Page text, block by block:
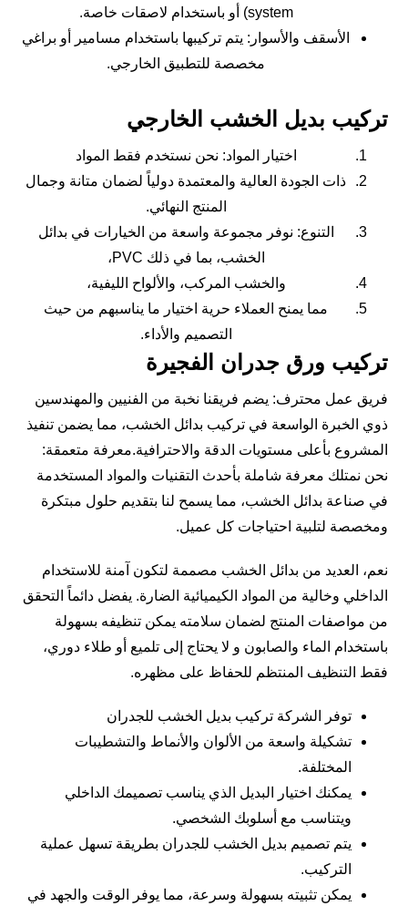
system) أو باستخدام لاصقات خاصة.
الأسقف والأسوار: يتم تركيبها باستخدام مسامير أو براغي
مخصصة للتطبيق الخارجي.
تركيب بديل الخشب الخارجي
اختيار المواد: نحن نستخدم فقط المواد
ذات الجودة العالية والمعتمدة دولياً لضمان متانة وجمال
المنتج النهائي.
التنوع: نوفر مجموعة واسعة من الخيارات في بدائل
الخشب، بما في ذلك PVC،
والخشب المركب، والألواح الليفية،
مما يمنح العملاء حرية اختيار ما يناسبهم من حيث
التصميم والأداء.
تركيب ورق جدران الفجيرة
فريق عمل محترف: يضم فريقنا نخبة من الفنيين والمهندسين
ذوي الخبرة الواسعة في تركيب بدائل الخشب، مما يضمن تنفيذ
المشروع بأعلى مستويات الدقة والاحترافية.معرفة متعمقة:
نحن نمتلك معرفة شاملة بأحدث التقنيات والمواد المستخدمة
في صناعة بدائل الخشب، مما يسمح لنا بتقديم حلول مبتكرة
ومخصصة لتلبية احتياجات كل عميل.
نعم، العديد من بدائل الخشب مصممة لتكون آمنة للاستخدام
الداخلي وخالية من المواد الكيميائية الضارة. يفضل دائماً التحقق
من مواصفات المنتج لضمان سلامته يمكن تنظيفه بسهولة
باستخدام الماء والصابون و لا يحتاج إلى تلميع أو طلاء دوري،
فقط التنظيف المنتظم للحفاظ على مظهره.
توفر الشركة تركيب بديل الخشب للجدران
تشكيلة واسعة من الألوان والأنماط والتشطيبات
المختلفة.
يمكنك اختيار البديل الذي يناسب تصميمك الداخلي
ويتناسب مع أسلوبك الشخصي.
يتم تصميم بديل الخشب للجدران بطريقة تسهل عملية
التركيب.
يمكن تثبيته بسهولة وسرعة، مما يوفر الوقت والجهد في